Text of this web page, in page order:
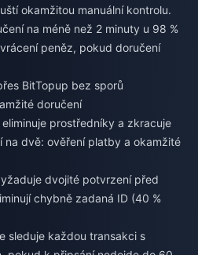
okamžitou manuální kontrolu.
na méně než 2 minuty u 98 %
peněz, pokud doručení
BitTopup bez sporů
doručení
prostředníky a zkracuje
dvě: ověření platby a okamžité
dvojité potvrzení před
chybně zadaná ID (40 %
sleduje každou transakci s